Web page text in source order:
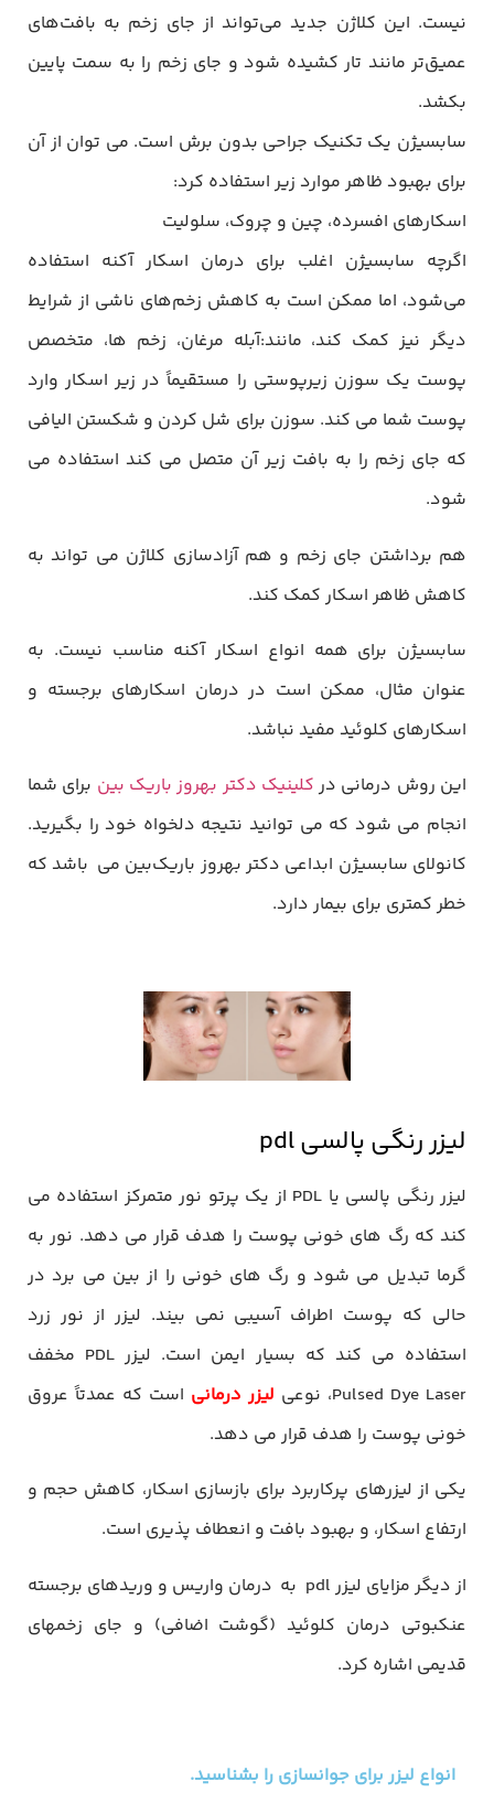
نیست. این کلاژن جدید می‌تواند از جای زخم به بافت‌های
عمیق‌تر مانند تار کشیده شود و جای زخم را به سمت پایین
بکشد.
سابسیژن یک تکنیک جراحی بدون برش است. می توان از آن
برای بهبود ظاهر موارد زیر استفاده کرد:
اسکارهای افسرده، چین و چروک، سلولیت
اگرچه سابسیژن اغلب برای درمان اسکار آکنه استفاده
می‌شود، اما ممکن است به کاهش زخم‌های ناشی از شرایط
دیگر نیز کمک کند، مانند:آبله مرغان، زخم ها، متخصص
پوست یک سوزن زیرپوستی را مستقیماً در زیر اسکار وارد
پوست شما می کند. سوزن برای شل کردن و شکستن الیافی
که جای زخم را به بافت زیر آن متصل می کند استفاده می
شود.
هم برداشتن جای زخم و هم آزادسازی کلاژن می تواند به
کاهش ظاهر اسکار کمک کند.
سابسیژن برای همه انواع اسکار آکنه مناسب نیست. به
عنوان مثال، ممکن است در درمان اسکارهای برجسته و
اسکارهای کلوئید مفید نباشد.
این روش درمانی در کلینیک دکتر بهروز باریک بین برای شما
انجام می شود که می توانید نتیجه دلخواه خود را بگیرید.
کانولای سابسیژن ابداعی دکتر بهروز باریک‌بین می باشد که
خطر کمتری برای بیمار دارد.
لیزر رنگی پالسی pdl
لیزر رنگی پالسی یا PDL از یک پرتو نور متمرکز استفاده می
کند که رگ های خونی پوست را هدف قرار می دهد. نور به
گرما تبدیل می شود و رگ های خونی را از بین می برد در
حالی که پوست اطراف آسیبی نمی بیند. لیزر از نور زرد
استفاده می کند که بسیار ایمن است. لیزر PDL مخفف
Pulsed Dye Laser، نوعی
لیزر درمانی است که عمدتاً عروق
خونی پوست را هدف قرار می دهد.
یکی از لیزرهای پرکاربرد برای بازسازی اسکار، کاهش حجم و
ارتفاع اسکار، و بهبود بافت و انعطاف پذیری است.
از دیگر مزایای لیزر pdl به درمان واریس و ورید‌های برجسته
عنکبوتی درمان کلوئید (گوشت اضافی) و جای زخمهای
قدیمی اشاره کرد.
انواع لیزر برای جوانسازی را بشناسید.